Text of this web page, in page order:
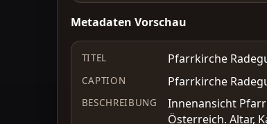
Metadaten Vorschau
TITEL Pfarrkirche
CAPTION Pfarrkirche
BESCHREIBUNG
Innenansicht
Österreich. Altar,